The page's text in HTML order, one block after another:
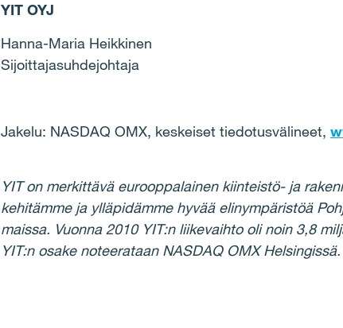
YIT OYJ
Hanna-Maria Heikkinen
Sijoittajasuhdejohtaja
Jakelu: NASDAQ OMX, keskeiset tiedotusvälineet,
YIT on merkittävä eurooppalainen kiinteistö- ja
kehitämme ja ylläpidämme hyvää elinympäristöä
maissa. Vuonna 2010 YIT:n liikevaihto oli noin 3,8
YIT:n osake noteerataan NASDAQ OMX